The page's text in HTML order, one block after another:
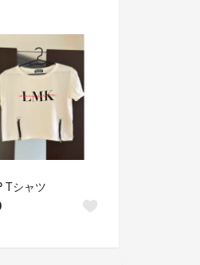
Tシャツ